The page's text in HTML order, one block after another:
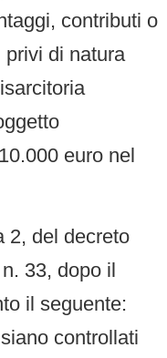
contributi o
privi di natura
euro nel
2, del decreto
33, dopo il
il seguente:
controllati